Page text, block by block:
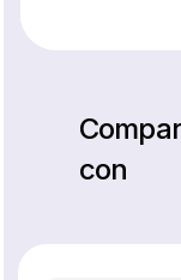
con